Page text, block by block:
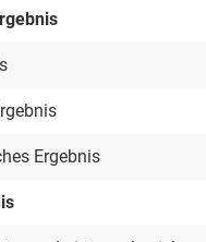
Ergebnis